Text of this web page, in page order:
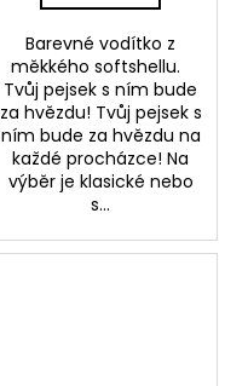
Barevné vodítko z
měkkého softshellu.
Tvůj pejsek s ním bude
za hvězdu! Tvůj pejsek s
ním bude za hvězdu na
každé procházce! Na
výběr je klasické nebo
s...